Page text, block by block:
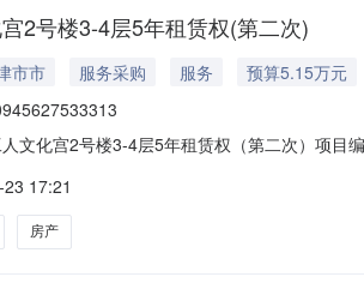
2号楼3-4层5年租赁权(第二次)
市市 服务采购 服务
预算5.15万元
文化宫2号楼3-4层5年租赁权（第二次）项目
17:21
房产